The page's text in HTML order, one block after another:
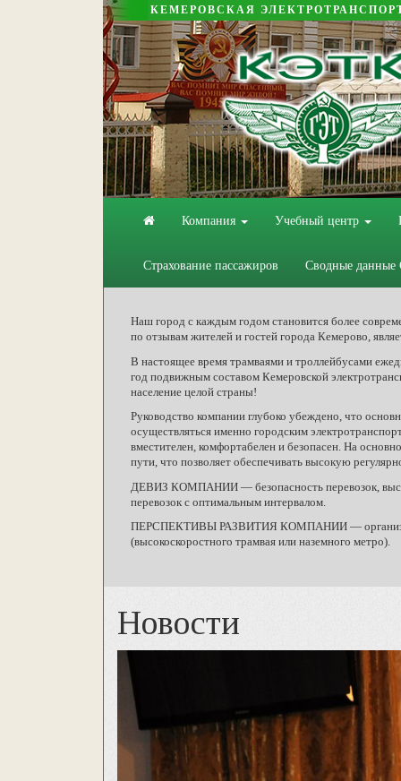
КЕМЕРОВСКАЯ
Компания Учебный центр
Страхование пассажиров Сводные
Наш город с каждым годом становится более
по отзывам жителей и гостей города Кемерово,
В настоящее время трамваями и троллейбусами
год подвижным составом Кемеровской
население целой страны!
Руководство компании глубоко убеждено, что
осуществляться именно городским
вместителен, комфортабелен и безопасен. На
пути, что позволяет обеспечивать высокую
ДЕВИЗ КОМПАНИИ — безопасность перевозок,
перевозок с оптимальным интервалом.
ПЕРСПЕКТИВЫ РАЗВИТИЯ КОМПАНИИ —
(высокоскоростного трамвая или наземного метро).
Новости